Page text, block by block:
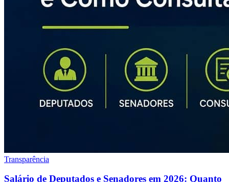
Transparência
Salário de Deputados e Senadores em 2026: Quanto